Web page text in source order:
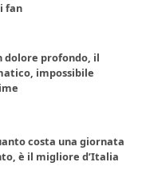
fan
dolore profondo, il
impossibile
costa una giornata
è il migliore d’Italia